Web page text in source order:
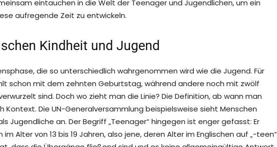
eintauchen in die Welt der Teenager und Jugendlichen, um ein
aufregende Zeit zu entwickeln.
Kindheit und Jugend
die so unterschiedlich wahrgenommen wird wie die Jugend. Für
schon mit dem zehnten Geburtstag, während andere noch mit zwölf
sind. Doch wo zieht man die Linie? Die Definition, ab wann man
Kontext. Die UN-Generalversammlung beispielsweise sieht Menschen
Jugendliche an. Der Begriff „Teenager“ hingegen ist enger gefasst: Er
Alter von 13 bis 19 Jahren, also jene, deren Alter im Englischen auf „-teen“